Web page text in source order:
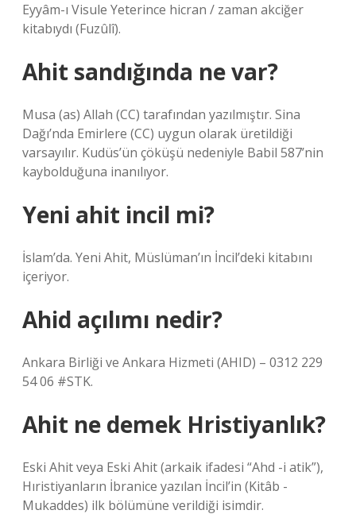
Eyyâm-ı Visule Yeterince hicran / zaman akciğer
kitabıydı (Fuzûlî).
Ahit sandığında ne var?
Musa (as) Allah (CC) tarafından yazılmıştır. Sina
Dağı’nda Emirlere (CC) uygun olarak üretildiği
varsayılır. Kudüs’ün çöküşü nedeniyle Babil 587’nin
kaybolduğuna inanılıyor.
Yeni ahit incil mi?
İslam’da. Yeni Ahit, Müslüman’ın İncil’deki kitabını
içeriyor.
Ahid açılımı nedir?
Ankara Birliği ve Ankara Hizmeti (AHID) – 0312 229
54 06 #STK.
Ahit ne demek Hristiyanlık?
Eski Ahit veya Eski Ahit (arkaik ifadesi “Ahd -i atik”),
Hıristiyanların İbranice yazılan İncil’in (Kitâb -
Mukaddes) ilk bölümüne verildiği isimdir.